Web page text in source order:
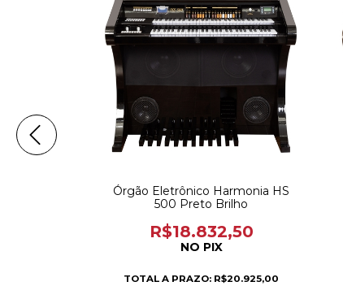
Órgão Eletrônico Harmonia HS
500 Preto Brilho
R$18.832,50
NO PIX
TOTAL A PRAZO: R$20.925,00